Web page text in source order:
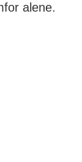
alene.